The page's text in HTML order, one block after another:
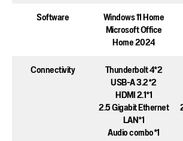
Software
Windows 11 Home
Microsoft Office
Home 2024
Connectivity
Thunderbolt 4*2
USB-A 3.2*2
HDMI 2.1*1
2.5 Gigabit Ethernet
LAN*1
Audio combo*1